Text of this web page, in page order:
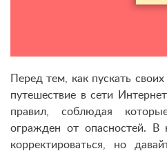
Перед тем, как пускать
путешествие в сети
правил, соблюдая
огражден от опасностей.
корректироваться, но